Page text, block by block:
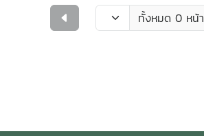
ทั้งหมด 0 หน้า